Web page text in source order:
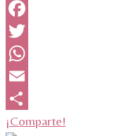
Facebook
Twitter
WhatsApp
Email
¡Comparte!